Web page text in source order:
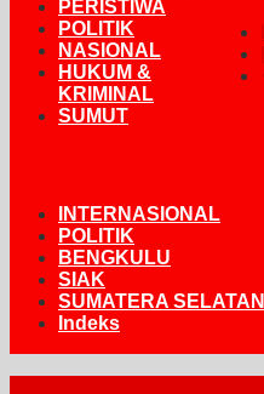
PERISTIWA
POLITIK
NASIONAL
HUKUM &
KRIMINAL
SUMUT
INTERNASIONAL
POLITIK
BENGKULU
SIAK
SUMATERA SELATAN
Indeks